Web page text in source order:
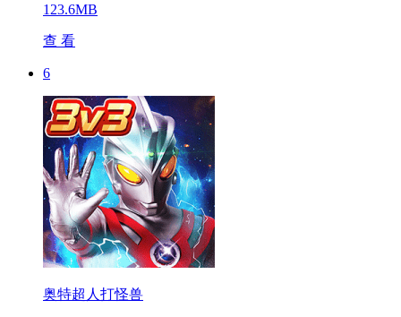
123.6MB
查 看
6
奥特超人打怪兽